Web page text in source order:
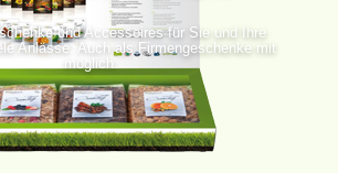
und Accessoires für Sie und Ihre
Anlässe. Auch als Firmengeschenke mit
möglich.